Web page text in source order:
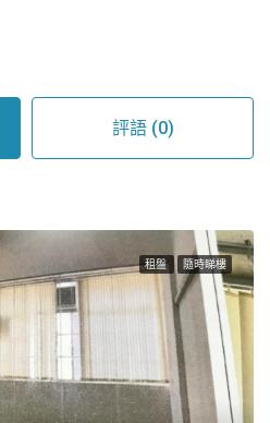
評語 (0)
租盤 隨時睇樓